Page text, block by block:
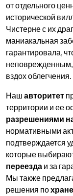
от отдельного
исторической
Чистерне с их
маниакальная
гарантировала,
вздох облегчения.
Наш авторитет
территории и ее
разрешениями
нормативными
подтверждается
которые
переезда и за
Мы также
решения по